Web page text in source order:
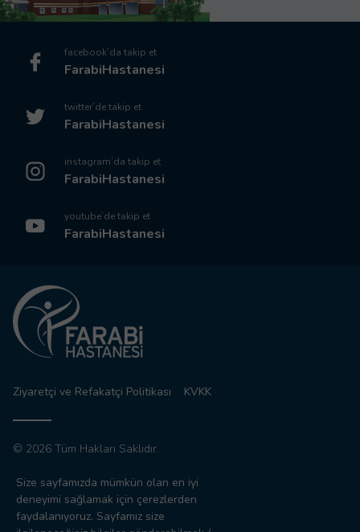
facebook’da takip et
FarabiHastanesi
twitter’de takip et
FarabiHastanesi
instagram’da takip et
FarabiHastanesi
youtube’de takip et
FarabiHastanesi
Ziyaretçi ve Refakatçi Politikası KVKK
© 2026 Tüm Hakları Saklıdır.
İzinsiz, kaynak gösterilmeden kullanılamaz.
Size sayfamızda mümkün olan en iyi
deneyimi sağlamak için çerezlerden
faydalanıyoruz. Sayfamız size